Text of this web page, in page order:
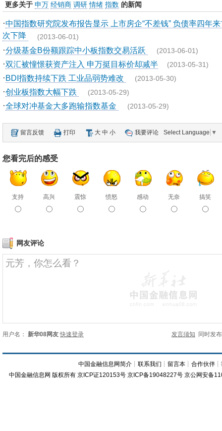
更多关于 申万 经销商 调研 情绪 指数 的新闻
·中国指数研究院发布报告显示 上市房企“不差钱” 负债率四年
次下降 (2013-06-01)
·分级基金B份额跟踪中小板指数交易活跃 (2013-06-01)
·双汇被憧憬获资产注入 申万挺目标价却减半 (2013-05-31)
·BDI指数持续下跌 工业品弱势难改 (2013-05-30)
·创业板指数大幅下跌 (2013-05-29)
·全球对冲基金大多跑输指数基金 (2013-05-29)
留言反馈 打印 大 中 小 我要评论 Select Language ▼
您看完后的感受
支持 高兴 震惊 愤怒 感动 无奈 搞笑
网友评论
用户名： 新华08网友 快速登录 发言须知 同时发
中国金融信息网简介 ┊联系我们 ┊ 留言本 ┊合作伙伴 ┊
中国金融信息网 版权所有 京ICP证120153号 京ICP备19048227号 京公网安备